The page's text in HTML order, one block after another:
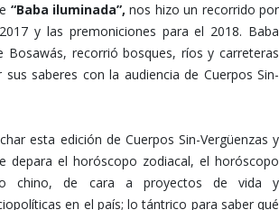
“Baba iluminada”, nos hizo un recorrido por
y las premoniciones para el 2018. Baba
Bosawás, recorrió bosques, ríos y carreteras
saberes con la audiencia de Cuerpos Sin-
esta edición de Cuerpos Sin-Vergüenzas y
depara el horóscopo zodiacal, el horóscopo
chino, de cara a proyectos de vida y
en el país; lo tántrico para saber qué